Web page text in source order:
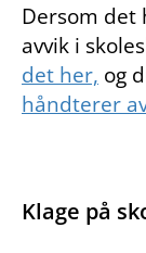
Dersom det
avvik i
det her, og
håndterer
Klage på